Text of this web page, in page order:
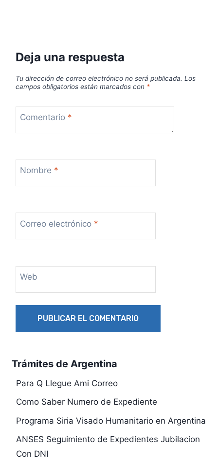
Deja una respuesta
Tu dirección de correo electrónico no será publicada. Los
campos obligatorios están marcados con *
Comentario *
Nombre *
Correo electrónico *
Web
Trámites de Argentina
Para Q Llegue Ami Correo
Como Saber Numero de Expediente
Programa Siria Visado Humanitario en Argentina
ANSES Seguimiento de Expedientes Jubilacion
Con DNI